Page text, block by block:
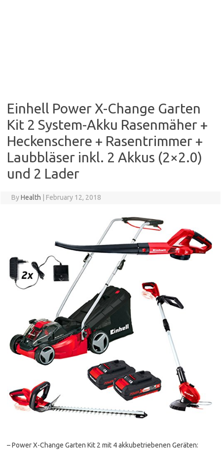
Einhell Power X-Change Garten
Kit 2 System-Akku Rasenmäher +
Heckenschere + Rasentrimmer +
Laubbläser inkl. 2 Akkus (2×2.0)
und 2 Lader
ByHealth February 12, 2018
– Power X-Change Garten Kit 2 mit 4 akkubetriebenen Geräten: